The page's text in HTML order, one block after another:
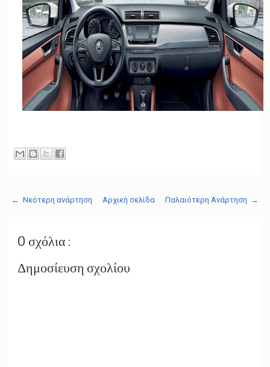
← Νεότερη ανάρτηση Παλαιότερη Ανάρτηση →
Αρχική σελίδα
0 σχόλια :
Δημοσίευση σχολίου